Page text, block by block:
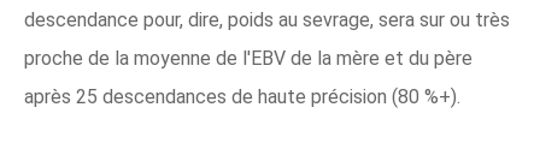
descendance pour, dire, poids au sevrage, sera sur ou très
proche de la moyenne de l'EBV de la mère et du père
après 25 descendances de haute précision (80 %+).